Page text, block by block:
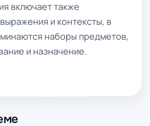
включает также
и контексты, в
наборы предметов,
и назначение.